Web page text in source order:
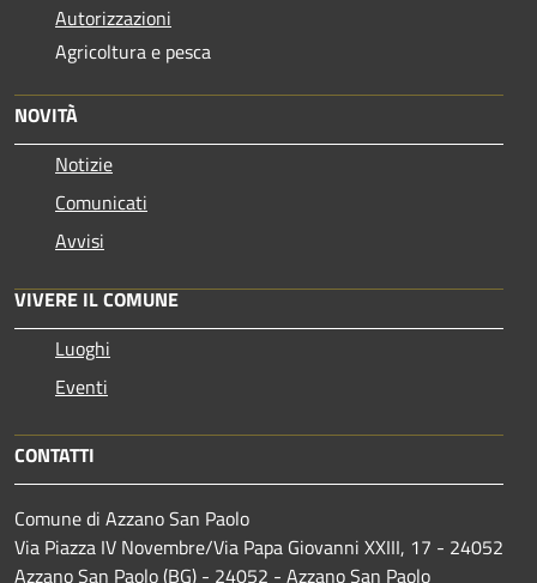
Autorizzazioni
Agricoltura e pesca
NOVITÀ
Notizie
Comunicati
Avvisi
VIVERE IL COMUNE
Luoghi
Eventi
CONTATTI
Comune di Azzano San Paolo
Via Piazza IV Novembre/Via Papa Giovanni XXIII, 17 - 24052
Azzano San Paolo (BG) - 24052 - Azzano San Paolo